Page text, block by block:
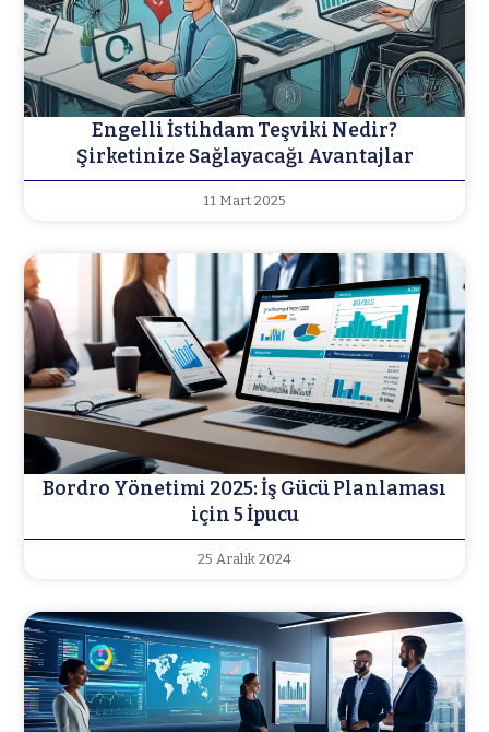
Engelli İstihdam Teşviki Nedir?
Şirketinize Sağlayacağı Avantajlar
11 Mart 2025
Bordro Yönetimi 2025: İş Gücü Planlaması
için 5 İpucu
25 Aralık 2024